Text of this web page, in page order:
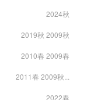
2024秋
2019秋 2009秋
2010春 2009春
2011春 2009秋...
2022春